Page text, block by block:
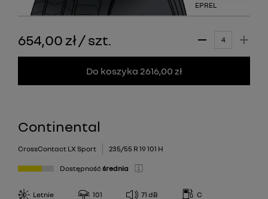
EPREL
654,00 zł/szt.
Do koszyka 2616,00 zł
Continental
CrossContact LX Sport 235/55 R 19 101 H
Dostępność średnia
Letnie 101 71 dB C